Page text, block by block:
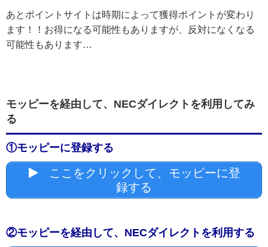
あとポイントサイトは時期によって獲得ポイントが変わり
ます！！お得になる可能性もありますが、反対になくなる
可能性もあります…
モッピーを経由して、NECダイレクトを利用してみ
る
①モッピーに登録する
ここをクリックして、モッピーに登
録する
②モッピーを経由して、NECダイレクトを利用する